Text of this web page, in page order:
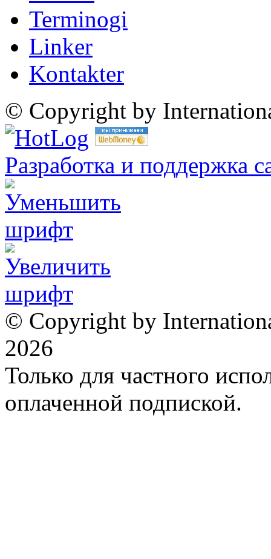
Terminogi
Linker
Kontakter
© Copyright by
Разработка и поддержка
© Copyright by
2026
Только для частного
оплаченной подпиской.